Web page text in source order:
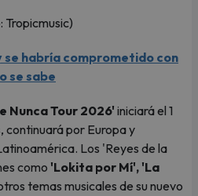
Tropicmusic)
se habría comprometido con
se sabe
Nunca Tour 2026' iniciará el 1
continuará por Europa y
Los 'Reyes de la
como 'Lokita por Mí', 'La
temas musicales de su nuevo